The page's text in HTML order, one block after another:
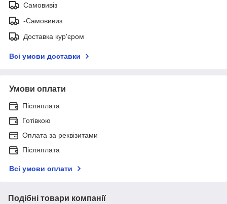
Самовивіз
-Самовивиз
Доставка кур'єром
Всі умови доставки
Умови оплати
Післяплата
Готівкою
Оплата за реквізитами
Післяплата
Всі умови оплати
Подібні товари компанії